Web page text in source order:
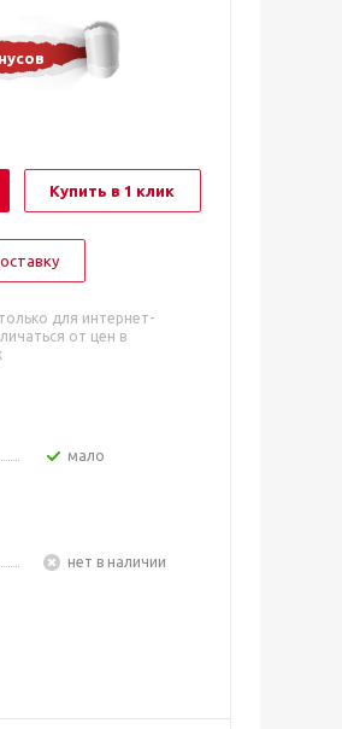
Купить в 1 клик
для интернет-
от цен в
Мало
Нет в наличии